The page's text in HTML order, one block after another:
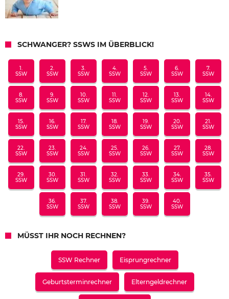
SCHWANGER? SSWS IM ÜBERBLICK!
1.
SSW
2.
SSW
3.
SSW
4.
SSW
5.
SSW
6.
SSW
7.
SSW
8.
SSW
9.
SSW
10.
SSW
11.
SSW
12.
SSW
13.
SSW
14.
SSW
15.
SSW
16.
SSW
17.
SSW
18.
SSW
19.
SSW
20.
SSW
21.
SSW
22.
SSW
23.
SSW
24.
SSW
25.
SSW
26.
SSW
27.
SSW
28.
SSW
29.
SSW
30.
SSW
31.
SSW
32.
SSW
33.
SSW
34.
SSW
35.
SSW
36.
SSW
37.
SSW
38.
SSW
39.
SSW
40.
SSW
MÜSST IHR NOCH RECHNEN?
SSW Rechner Eisprungrechner
Geburtsterminrechner Elterngeldrechner